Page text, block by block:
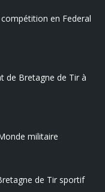
en Federal
de Bretagne de Tir à
militaire
de Tir sportif